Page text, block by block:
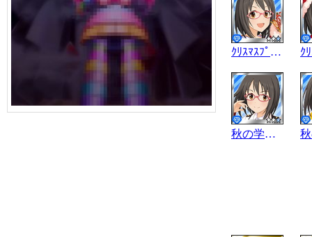
ｸﾘｽﾏｽﾌﾟﾚｾﾞﾝﾄ
秋の学園祭